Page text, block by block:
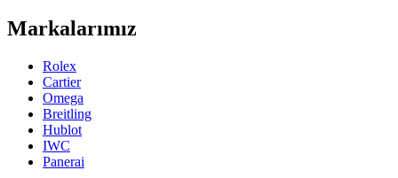
Markalarımız
Rolex
Cartier
Omega
Breitling
Hublot
IWC
Panerai